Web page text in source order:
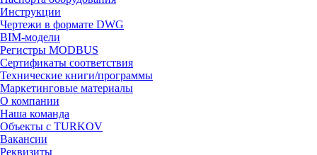
Инструкции
Чертежи в формате DWG
BIM-модели
Регистры MODBUS
Сертификаты соответствия
Технические книги/программы
Маркетинговые материалы
О компании
Наша команда
Объекты с TURKOV
Вакансии
Реквизиты